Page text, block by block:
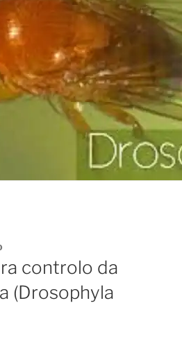
controlo da
(Drosophyla